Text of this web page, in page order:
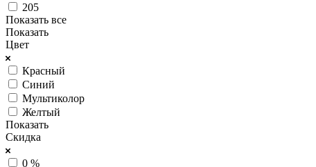
205
Показать все
Показать
Цвет
Красный
Синий
Мультиколор
Желтый
Показать
Скидка
0 %